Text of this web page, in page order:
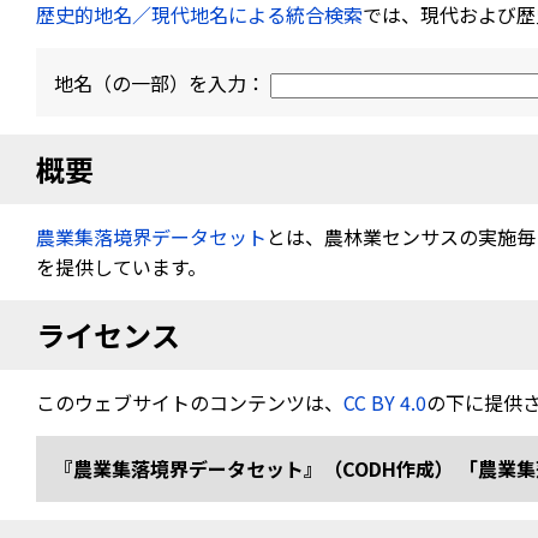
歴史的地名／現代地名による統合検索では、現代および
地名（の一部）を入力：
概要
農業集落境界データセット とは、農林業センサスの実施
を提供しています。
ライセンス
このウェブサイトのコンテンツは、 CC BY 4.0の下に提供
『農業集落境界データセット』（CODH作成） 「農